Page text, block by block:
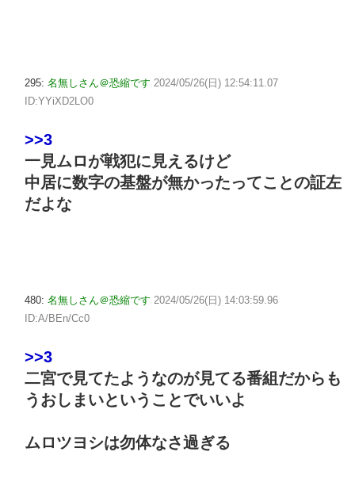
295: 名無しさん＠恐縮です 2024/05/26(日) 12:54:11.07
ID:YYiXD2LO0
>>3
一見ムロが戦犯に見えるけど
中居に数字の基盤が無かったってことの証左
だよな
480: 名無しさん＠恐縮です 2024/05/26(日) 14:03:59.96
ID:A/BEn/Cc0
>>3
二宮で見てたようなのが見てる番組だからも
うおしまいということでいいよ
ムロツヨシは勿体なさ過ぎる